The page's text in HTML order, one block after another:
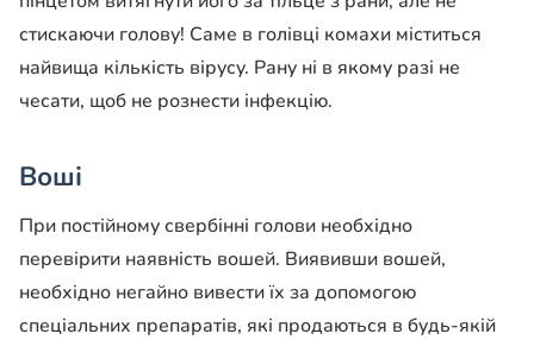
стискаючи голову! Саме в голівці комахи міститься
найвища кількість вірусу. Рану ні в якому разі не
чесати, щоб не рознести інфекцію.
Воші
При постійному свербінні голови необхідно
перевірити наявність вошей. Виявивши вошей,
необхідно негайно вивести їх за допомогою
спеціальних препаратів, які продаються в будь-якій